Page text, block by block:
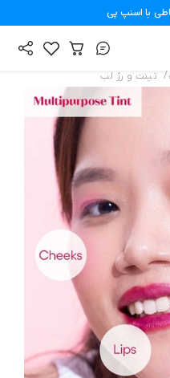
با اسنپ پی
/ تینت و رژ لب